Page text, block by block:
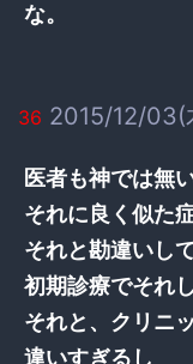
な。
36 2015/12/03(
医者も神では無
それに良く似た
それと勘違いし
初期診療でそれ
それと、クリニ
違いすぎるし